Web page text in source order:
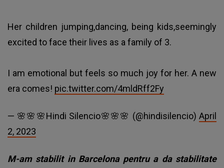
Her children jumping,dancing, being kids,seemingly
excited to face their lives as a family of 3.
I am emotional but feels so much joy for her. A new
era comes! pic.twitter.com/4mldRff2Fy
— 🌸🌸🌸Hindi Silencio🌸🌸🌸 (@hindisilencio) April
2, 2023
M-am stabilit in Barcelona pentru a da stabilitate